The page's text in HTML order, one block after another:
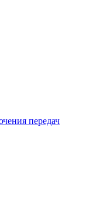
передач